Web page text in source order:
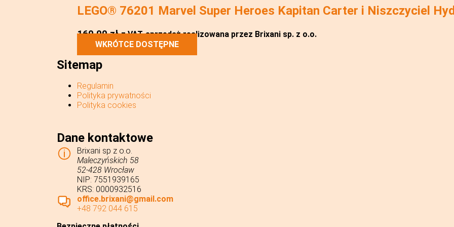
LEGO® 76201 Marvel Super Heroes Kapitan Carter i Niszczyciel
160,00zł z VAT sprzedaż realizowana przez Brixani sp. z o.o.
WKRÓTCE DOSTĘPNE
Sitemap
Regulamin
Polityka prywatności
Polityka cookies
Dane kontaktowe
Brixani sp z o.o.
Maleczyńskich 58
52-428 Wrocław
NIP: 7551939165
KRS: 0000932516
office.brixani@gmail.com
+48 792 044 615